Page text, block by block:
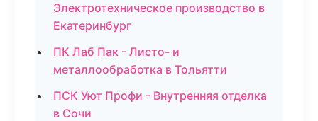
Электротехническое производство в
Екатеринбург
ПК Лаб Пак - Листо- и
металлообработка в Тольятти
ПСК Уют Профи - Внутренняя отделка
в Сочи